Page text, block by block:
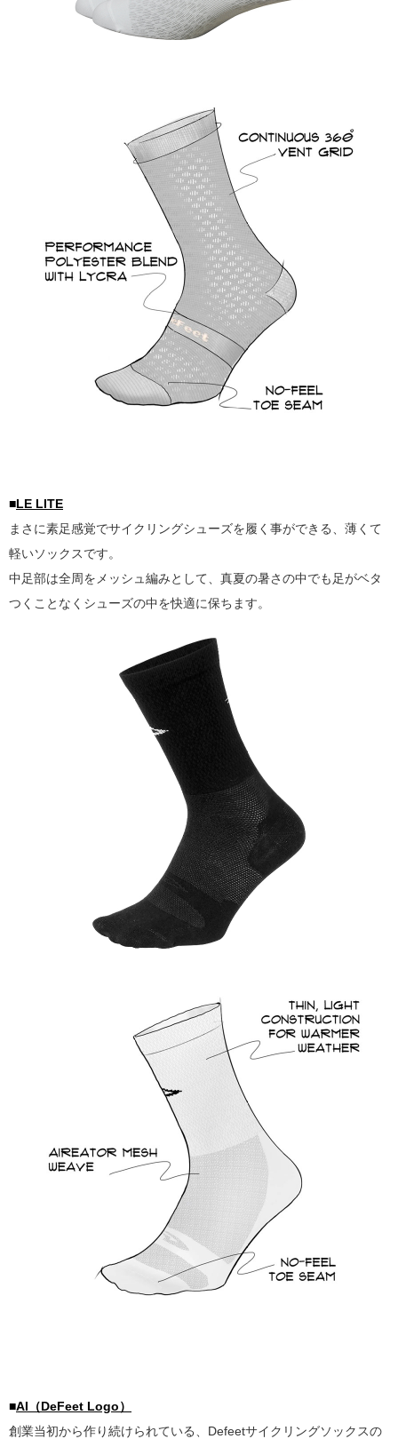
■LE LITE
まさに素足感覚でサイクリングシューズを履く事ができる、薄くて
軽いソックスです。
中足部は全周をメッシュ編みとして、真夏の暑さの中でも足がベタ
つくことなくシューズの中を快適に保ちます。
■AI（DeFeet Logo）
創業当初から作り続けられている、Defeetサイクリングソックスの